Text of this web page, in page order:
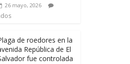
26 mayo, 2026
de roedores en la
República de El
fue controlada